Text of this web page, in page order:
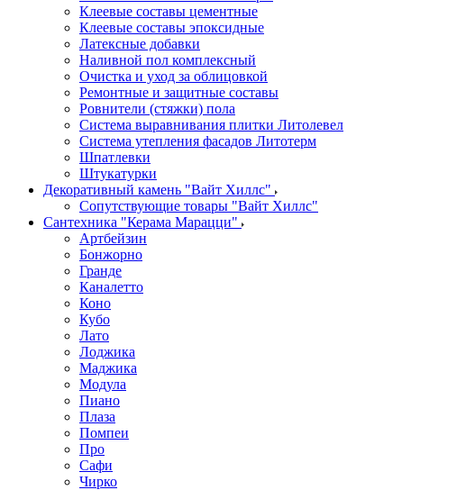
Клеевые составы цементные
Клеевые составы эпоксидные
Латексные добавки
Наливной пол комплексный
Очистка и уход за облицовкой
Ремонтные и защитные составы
Ровнители (стяжки) пола
Система выравнивания плитки Литолевел
Система утепления фасадов Литотерм
Шпатлевки
Штукатурки
Декоративный камень "Вайт Хиллс"
Сопутствующие товары "Вайт Хиллс"
Сантехника "Керама Марацци"
Артбейзин
Бонжорно
Гранде
Каналетто
Коно
Кубо
Лато
Лоджика
Маджика
Модула
Пиано
Плаза
Помпеи
Про
Сафи
Чирко